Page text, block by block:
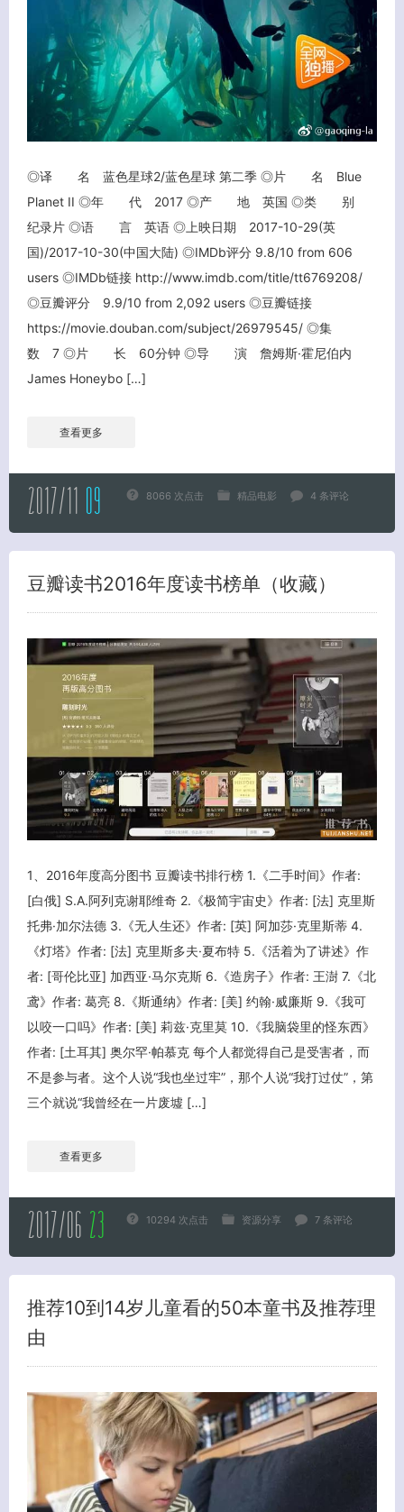
◎译 名 蓝色星球2/蓝色星球 第二季 ◎片 名 Blue
Planet II ◎年 代 2017 ◎产 地 英国 ◎类 别
纪录片 ◎语 言 英语 ◎上映日期 2017-10-29(英
国)/2017-10-30(中国大陆) ◎IMDb评分 9.8/10 from 606
users ◎IMDb链接 http://www.imdb.com/title/tt6769208/
◎豆瓣评分 9.9/10 from 2,092 users ◎豆瓣链接
https://movie.douban.com/subject/26979545/ ◎集
数 7 ◎片 长 60分钟 ◎导 演 詹姆斯·霍尼伯内
James Honeybo […]
查看更多
2017/11 09 8066 次点击 精品电影 4 条评论
豆瓣读书2016年度读书榜单（收藏）
1、2016年度高分图书 豆瓣读书排行榜 1.《二手时间》作者:
[白俄] S.A.阿列克谢耶维奇 2.《极简宇宙史》作者: [法] 克里斯
托弗·加尔法德 3.《无人生还》作者: [英] 阿加莎·克里斯蒂 4.
《灯塔》作者: [法] 克里斯多夫·夏布特 5.《活着为了讲述》作
者: [哥伦比亚] 加西亚·马尔克斯 6.《造房子》作者: 王澍 7.《北
鸢》作者: 葛亮 8.《斯通纳》作者: [美] 约翰·威廉斯 9.《我可
以咬一口吗》作者: [美] 莉兹·克里莫 10.《我脑袋里的怪东西》
作者: [土耳其] 奥尔罕·帕慕克 每个人都觉得自己是受害者，而
不是参与者。这个人说“我也坐过牢”，那个人说“我打过仗”，第
三个就说“我曾经在一片废墟 […]
查看更多
2017/06 23 10294 次点击 资源分享 7 条评论
推荐10到14岁儿童看的50本童书及推荐理
由